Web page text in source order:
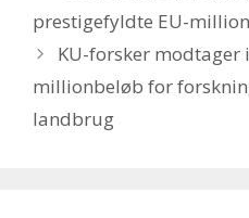
prestigefyldte EU-
KU-forsker
millionbeløb for
landbrug